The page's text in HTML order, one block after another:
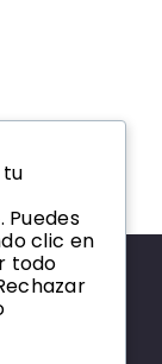
tu
Puedes
clic en
todo